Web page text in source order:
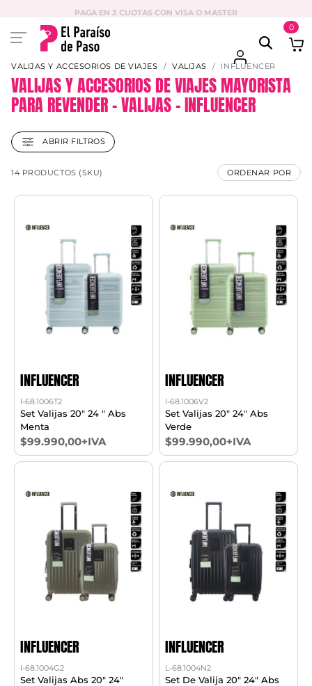
PAGA EN 3 CUOTAS CON VISA O MASTER
0
VALIJAS Y ACCESORIOS DE VIAJES VALIJAS INFLUENCER
VALIJAS Y ACCESORIOS DE VIAJES MAYORISTA
PARA REVENDER – VALIJAS – INFLUENCER
ABRIR FILTROS
14 PRODUCTOS (SKU) ORDENAR POR
INFLUENCER
l-68.1006T2
Set Valijas 20" 24 " Abs
Menta
$99.990,00+IVA
INFLUENCER
l-68.1006V2
Set Valijas 20" 24" Abs
Verde
$99.990,00+IVA
INFLUENCER
l-68.1004G2
Set Valijas Abs 20" 24"
INFLUENCER
L-68.1004N2
Set De Valija 20" 24" Abs